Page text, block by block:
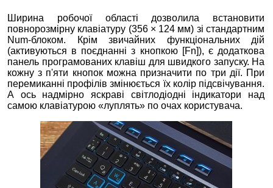
Ширина робочої області дозволила встановити
повнорозмірну клавіатуру (356 × 124 мм) зі стандартним
Num-блоком. Крім звичайних функціональних дій
(активуються в поєднанні з кнопкою [Fn]), є додаткова
панель програмованих клавіш для швидкого запуску. На
кожну з п'яти кнопок можна призначити по три дії. При
перемиканні профілів змінюється їх колір підсвічування.
А ось надмірно яскраві світлодіодні індикатори над
самою клавіатурою «луплять» по очах користувача.